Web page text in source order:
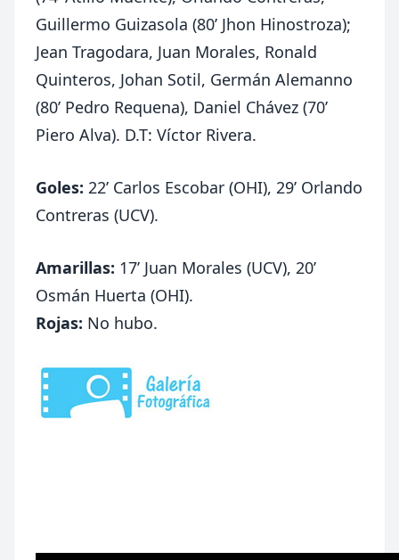
Guillermo Guizasola (80’ Jhon Hinostroza);
Jean Tragodara, Juan Morales, Ronald
Quinteros, Johan Sotil, Germán Alemanno
(80’ Pedro Requena), Daniel Chávez (70’
Piero Alva). D.T: Víctor Rivera.
Goles: 22’ Carlos Escobar (OHI), 29’ Orlando
Contreras (UCV).
Amarillas: 17’ Juan Morales (UCV), 20’
Osmán Huerta (OHI).
Rojas: No hubo.